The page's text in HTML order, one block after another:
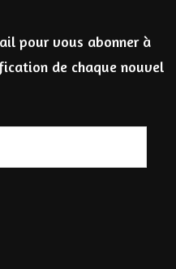
pour vous abonner à
de chaque nouvel